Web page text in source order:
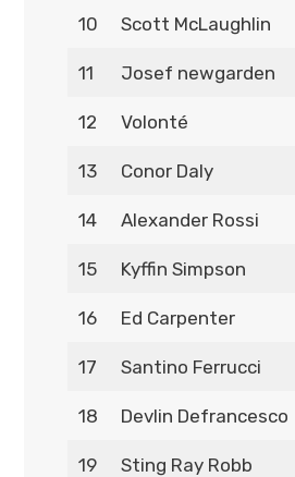
10 Scott McLaughlin
11 Josef newgarden
12 Volonté
13 Conor Daly
14 Alexander Rossi
15 Kyffin Simpson
16 Ed Carpenter
17 Santino Ferrucci
18 Devlin Defrancesco
19 Sting Ray Robb